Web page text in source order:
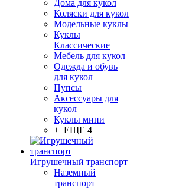
Дома для кукол
Коляски для кукол
Модельные куклы
Куклы
Классические
Мебель для кукол
Одежда и обувь
для кукол
Пупсы
Аксессуары для
кукол
Куклы мини
+ ЕЩЕ 4
Игрушечный транспорт
Наземный
транспорт